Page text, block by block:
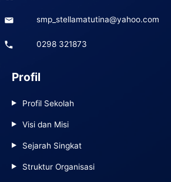
smp_stellamatutina@yahoo.com
0298 321873
Profil
Profil Sekolah
Visi dan Misi
Sejarah Singkat
Struktur Organisasi